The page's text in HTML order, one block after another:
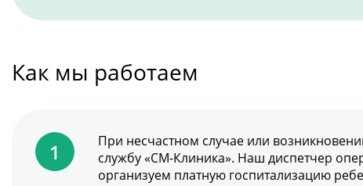
Как мы работаем
При несчастном случае или
службу «СМ-Клиника». Наш диспетчер
организуем платную госпитализацию